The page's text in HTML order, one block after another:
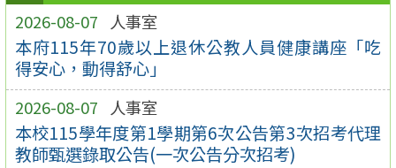
2026-08-07 人事室
本府115年70歲以上退休公教人員健康講座「吃
得安心，動得舒心」
2026-08-07 人事室
本校115學年度第1學期第6次公告第3次招考代理
教師甄選錄取公告(一次公告分次招考)